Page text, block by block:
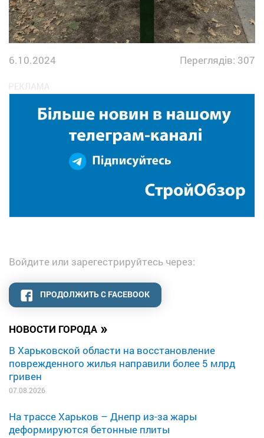
НОВОСТИ ГОРОДА »
В Харьковской области на восстановление
поврежденного жилья направили более 5 млрд
гривен
07.08.2026
На трассе Харьков – Днепр из-за жары
деформируются бетонные плиты
6.10.2024 Переглядів: 307
Войдите или зарегестрируйтесь через:
ПРОДОЛЖИТЬ С FACEBOOK